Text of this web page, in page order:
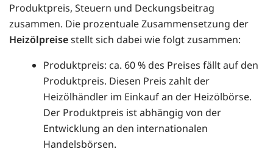
Produktpreis, Steuern und Deckungsbeitrag
zusammen. Die prozentuale Zusammensetzung der
Heizölpreisestellt sich dabei wie folgt zusammen:
Produktpreis: ca. 60 % des Preises fällt auf den
Produktpreis. Diesen Preis zahlt der
Heizölhändler im Einkauf an der Heizölbörse.
Der Produktpreis ist abhängig von der
Entwicklung an den internationalen
Handelsbörsen.